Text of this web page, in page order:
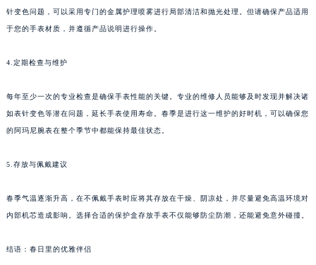
针变色问题，可以采用专门的金属护理喷雾进行局部清洁和抛光处理。但请确保产品适用
于您的手表材质，并遵循产品说明进行操作。
4.定期检查与维护
每年至少一次的专业检查是确保手表性能的关键。专业的维修人员能够及时发现并解决诸
如表针变色等潜在问题，延长手表使用寿命。春季是进行这一维护的好时机，可以确保您
的阿玛尼腕表在整个季节中都能保持最佳状态。
5.存放与佩戴建议
春季气温逐渐升高，在不佩戴手表时应将其存放在干燥、阴凉处，并尽量避免高温环境对
内部机芯造成影响。选择合适的保护盒存放手表不仅能够防尘防潮，还能避免意外碰撞。
结语：春日里的优雅伴侣